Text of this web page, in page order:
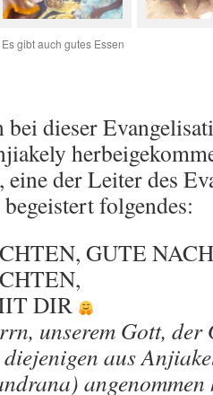
Es gibt auch gutes Essen
bei dieser
eine der Leiter des
folgendes:
GUTE
DIR
unserem Gott, der
aus
angenommen